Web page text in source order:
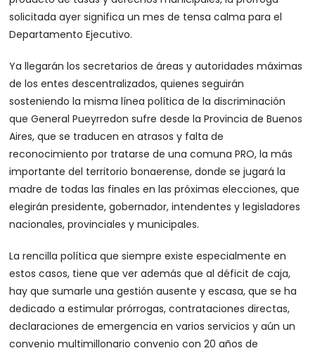
solicitada ayer significa un mes de tensa calma para el
Departamento Ejecutivo.
Ya llegarán los secretarios de áreas y autoridades máximas
de los entes descentralizados, quienes seguirán
sosteniendo la misma línea política de la discriminación
que General Pueyrredon sufre desde la Provincia de Buenos
Aires, que se traducen en atrasos y falta de
reconocimiento por tratarse de una comuna PRO, la más
importante del territorio bonaerense, donde se jugará la
madre de todas las finales en las próximas elecciones, que
elegirán presidente, gobernador, intendentes y legisladores
nacionales, provinciales y municipales.
La rencilla política que siempre existe especialmente en
estos casos, tiene que ver además que al déficit de caja,
hay que sumarle una gestión ausente y escasa, que se ha
dedicado a estimular prórrogas, contrataciones directas,
declaraciones de emergencia en varios servicios y aún un
convenio multimillonario convenio con 20 años de